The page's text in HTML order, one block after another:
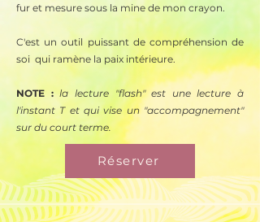
fur et mesure sous la mine de mon crayon.
C'est un outil puissant de compréhension de
soi qui ramène la paix intérieure.
NOTE : la lecture "flash" est une lecture à
l'instant T et qui vise un "accompagnement"
sur du court terme.
Réserver